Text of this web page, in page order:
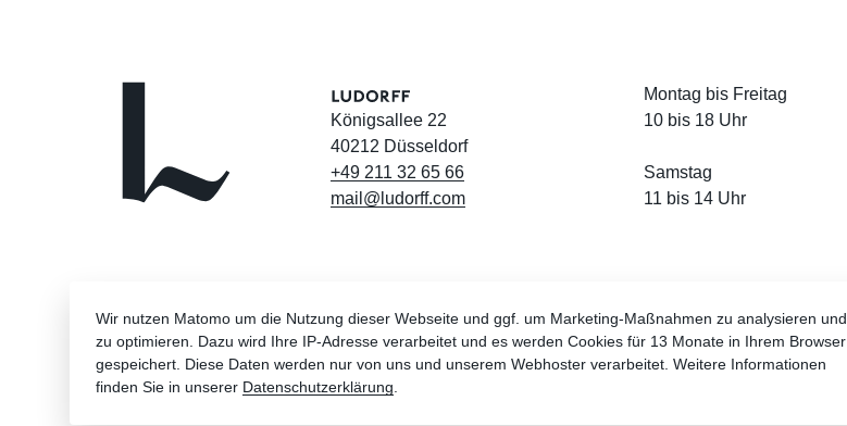
Königsallee 22
40212 Düsseldorf
+49 211 32 65 66
mail@ludorff.com
Montag bis Freitag
10 bis 18 Uhr
Samstag
11 bis 14 Uhr
Wir nutzen Matomo um die Nutzung dieser Webseite und ggf. um Marketing-Maßnahmen zu analysieren und
zu optimieren. Dazu wird Ihre IP-Adresse verarbeitet und es werden Cookies für 13 Monate in Ihrem Browser
gespeichert. Diese Daten werden nur von uns und unserem Webhoster verarbeitet. Weitere Informationen
finden Sie in unserer Datenschutzerklärung.